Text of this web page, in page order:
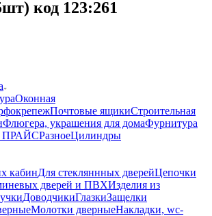
код 123:261
Оконная
Почтовые ящикиСтроительная
Флюгера, украшения для домаФурнитура
ПРАЙСРазноеЦилиндры
кабинДля стекляннных дверейЦепочки
дверей и ПВХИзделия из
ДоводчикиГлазкиЗащелки
Молотки дверныеНакладки, wc-